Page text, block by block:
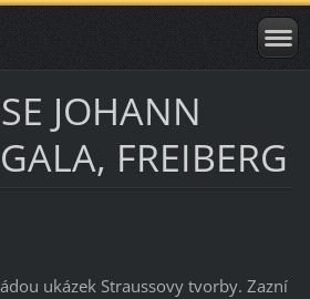
JOHANN
FREIBERG
ukázek Straussovy tvorby. Zazní